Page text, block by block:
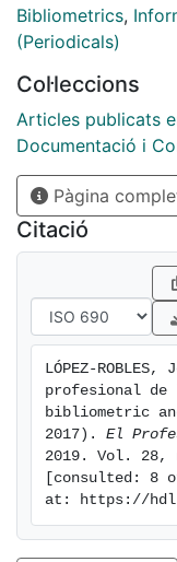
analyzed with
bibliometric
framework,
have been the
relationship and
Se presenta un
revista El
2006 y 2017. Por
producción de la
Collection
autores, número
y principales
producción de la
bibliométrico de
para la creación
longitudinal,
sido objeto de
análisis, su
Bibliometrics,
(Periodicals)
Col·leccions
Articles publicats
Documentació i
Pàgina
Citació
LÓPEZ-
profesional de
bibliometric
2017). El
2019. Vol. 28,
[consulted: 8
at: https://